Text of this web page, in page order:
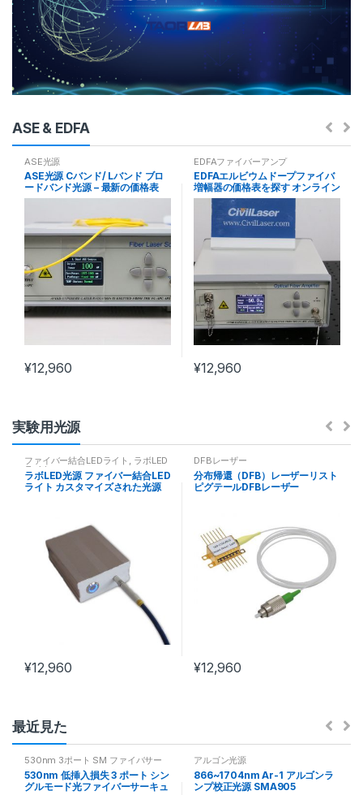
ASE & EDFA
ASE光源
ASE光源 Cバンド/ Lバンド ブロ
ードバンド光源 – 最新の価格表
¥12,960
EDFAファイバーアンプ
EDFAエルビウムドープファイバ
増幅器の価格表を探す オンライン
注文
¥12,960
実験用光源
ファイバー結合LEDライト , ラボLED
ライト
ラボLED光源 ファイバー結合LED
ライト カスタマイズされた光源
¥12,960
DFBレーザー
分布帰還（DFB）レーザーリスト
ピグテールDFBレーザー
¥12,960
最近見た
530nm 3ポート SM ファイバサー
キュレータ
530nm 低挿入損失 3 ポート シン
グルモード光ファイバーサーキュ
アルゴン光源
866~1704nm Ar-1 アルゴンラ
ンプ校正光源 SMA905